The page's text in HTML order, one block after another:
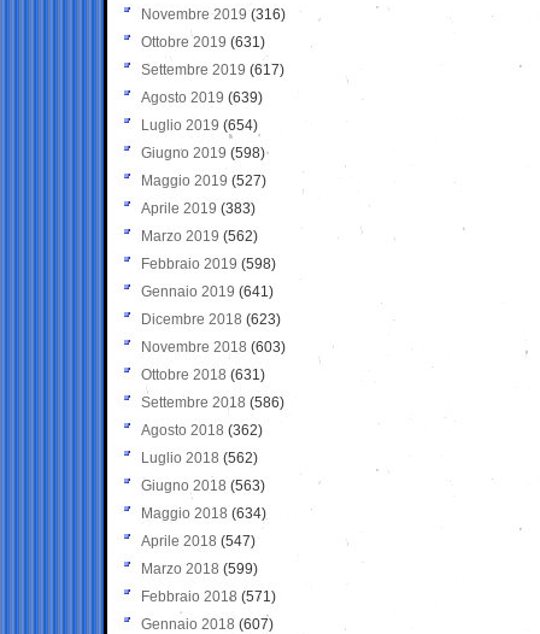
Novembre 2019 (316)
Ottobre 2019 (631)
Settembre 2019 (617)
Agosto 2019 (639)
Luglio 2019 (654)
Giugno 2019 (598)
Maggio 2019 (527)
Aprile 2019 (383)
Marzo 2019 (562)
Febbraio 2019 (598)
Gennaio 2019 (641)
Dicembre 2018 (623)
Novembre 2018 (603)
Ottobre 2018 (631)
Settembre 2018 (586)
Agosto 2018 (362)
Luglio 2018 (562)
Giugno 2018 (563)
Maggio 2018 (634)
Aprile 2018 (547)
Marzo 2018 (599)
Febbraio 2018 (571)
Gennaio 2018 (607)